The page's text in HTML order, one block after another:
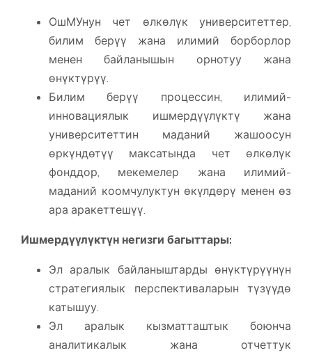
ОшМУнун чет өлкөлүк университеттер,
билим берүү жана илимий борборлор
менен байланышын орнотуу жана
өнүктүрүү.
Билим берүү процессин, илимий-
инновациялык ишмердүүлүктү жана
университеттин маданий жашоосун
өркүндөтүү максатында чет өлкөлүк
фонддор, мекемелер жана илимий-
маданий коомчулуктун өкүлдөрү менен өз
ара аракеттешүү.
Ишмердүүлүктүн негизги багыттары:
Эл аралык байланыштарды өнүктүрүүнүн
стратегиялык перспективаларын түзүүдө
катышуу.
Эл аралык кызматташтык боюнча
аналитикалык жана отчеттук